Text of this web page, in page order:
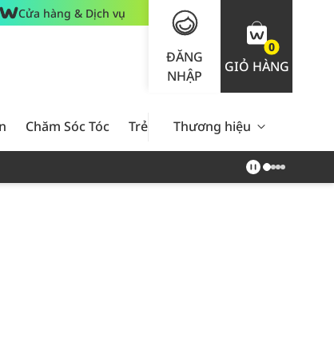
Cửa hàng & Dịch vụ
ĐĂNG
NHẬP
0
GIỎ HÀNG
Chăm Sóc Tóc Trẻ Em Nam Giới Chăm Sóc
Thương hiệu